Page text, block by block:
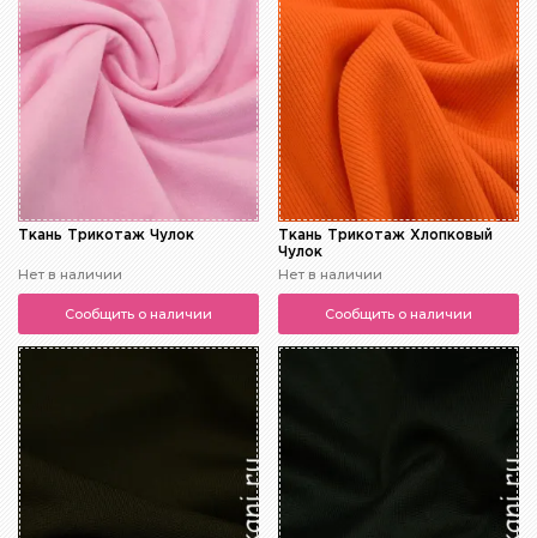
Ткань Трикотаж Чулок
Нет в наличии
Сообщить о наличии
Ткань Трикотаж Хлопковый
Чулок
Нет в наличии
Сообщить о наличии